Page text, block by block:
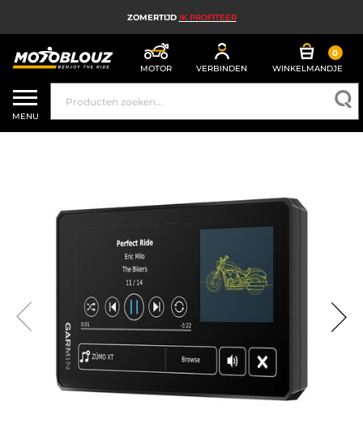
ZOMERTIJD IK PROFITEER
MOTOR VERBINDEN
0
WINKELMANDJE
MOTORHELM
MOTORUITRUSTING HEREN
HIGH TECH MOTORFIETS
MOTORAIRBAG
MOTORONDERDELEN EN GEREEDSCHAP
MOTORACCESSOIRES
MENU